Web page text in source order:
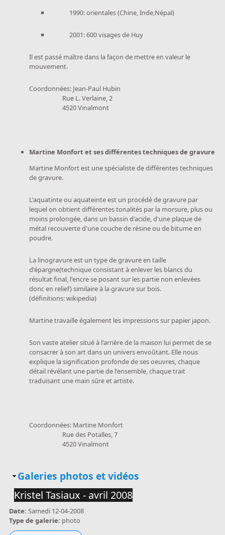
1990: orientales (Chine, Inde,Népal)
2001: 600 visages de Huy
Il est passé maître dans la façon de mettre en valeur le
mouvement.
Coordonnées: Jean-Paul Hubin
Rue L. Verlaine, 2
4520 Vinalmont
Martine Monfort et ses différentes techniques de gravure
Martine Monfort est une spécialiste de différentes techniques
de gravure.
L'aquatinte ou aquateinte est un procédé de gravure par
lequel on obtient différentes tonalités par la morsure, plus ou
moins prolongée, dans un bassin d'acide, d'une plaque de
métal recouverte d'une couche de résine ou de bitume en
poudre.
La linogravure est un type de gravure en taille
d'épargne(technique consistant à enlever les blancs du
résultat final, l'encre se posant sur les partie non enlevées
donc en relief) similaire à la gravure sur bois.
(définitions: wikipedia)
Martine travaille également les impressions sur papier japon.
Son vaste atelier situé à l'arrière de la maison lui permet de se
consacrer à son art dans un univers envoûtant. Elle nous
explique la signification profonde de ses oeuvres, chaque
détail révélant une partie de l'ensemble, chaque trait
traduisant une main sûre et artiste.
Coordonnées: Martine Monfort
Rue des Potalles, 7
4520 Vinalmont
Masquer
Galeries photos et vidéos
Kristel Tasiaux - avril 2008
Date:Samedi 12-04-2008
Type de galerie: photo